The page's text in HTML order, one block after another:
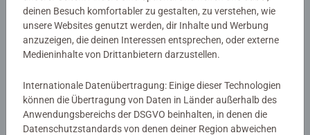
Noch keine Bewertungen
abgegeben
0/0
deinen Besuch komfortabler zu gestalten, zu verstehen, wie
unsere Websites genutzt werden, dir Inhalte und Werbung
anzuzeigen, die deinen Interessen entsprechen, oder externe
Medieninhalte von Drittanbietern darzustellen.
Internationale Datenübertragung: Einige dieser Technologien
können die Übertragung von Daten in Länder außerhalb des
Anwendungsbereichs der DSGVO beinhalten, in denen die
Datenschutzstandards von denen deiner Region abweichen